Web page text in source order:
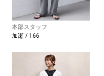
本部スタッフ
加瀬 / 166